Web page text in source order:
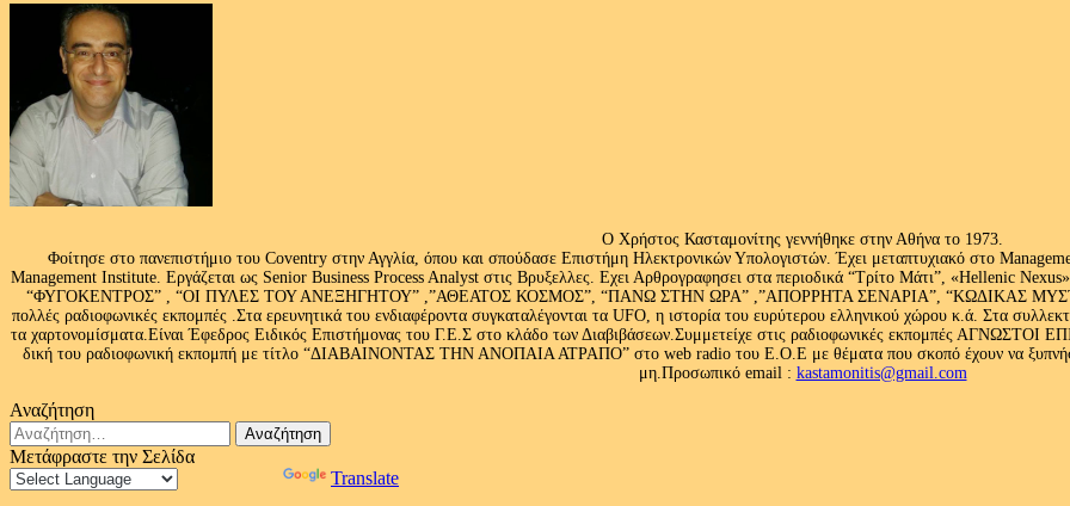
Ο Χρήστος Κασταμονίτης γεννήθηκε στην Αθήνα το 1973.
Φοίτησε στο πανεπιστήμιο του Coventry στην Αγγλία, όπου και σπούδασε Επιστήμη Ηλεκτρονικών Υπολογιστών. Έχει μεταπτυχιακό στο
Management Institute. Εργάζεται ως Senior Business Process Analyst στις Βρυξελλες. Εχει Αρθρογραφησει στα περιοδικά “Τρίτο Μάτι”, «Hellenic
“ΦΥΓΟΚΕΝΤΡΟΣ” , “ΟΙ ΠΥΛΕΣ ΤΟΥ ΑΝΕΞΗΓΗΤΟΥ” ,”ΑΘΕΑΤΟΣ ΚΟΣΜΟΣ”, “ΠΑΝΩ ΣΤΗΝ ΩΡΑ” ,”ΑΠΟΡΡΗΤΑ ΣΕΝΑΡΙΑ”, “ΚΩΔΙΚΑΣ
πολλές ραδιοφωνικές εκπομπές .Στα ερευνητικά του ενδιαφέροντα συγκαταλέγονται τα UFO, η ιστορία του ευρύτερου ελληνικού χώρου κ.ά. Στα
τα χαρτονομίσματα.Είναι Έφεδρος Ειδικός Επιστήμονας του Γ.Ε.Σ στο κλάδο των Διαβιβάσεων.Συμμετείχε στις ραδιοφωνικές εκπομπές
δική του ραδιοφωνική εκπομπή με τίτλο “ΔΙΑΒΑΙΝΟΝΤΑΣ ΤΗΝ ΑΝΟΠΑΙΑ ΑΤΡΑΠΟ” στο web radio του Ε.Ο.Ε με θέματα που σκοπό έχουν να
μη.Προσωπικό email : kastamonitis@gmail.com
Αναζήτηση
Αναζήτηση
για:
Μετάφραστε την Σελίδα
Translate